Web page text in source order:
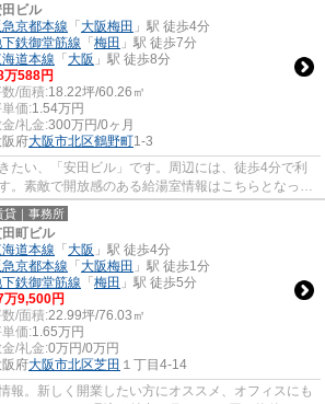
ビル
急京都本線 「 大阪梅田 」駅 徒歩4分
鉄御堂筋線 「 梅田 」駅 徒歩7分
道本線 「 大阪 」駅 徒歩8分
万588円
/面積:18.22坪/60.26㎡
価:1.54万円
金/礼金:300万円/0ヶ月
阪府大阪市北区鶴野町1-3
たい、「安田ビル」です。周辺には、徒歩4分で利
。素敵で開放感のある給湯室情報はこちらとなって
万円です。ご利用...
貸｜事務所
町ビル
道本線 「 大阪 」駅 徒歩4分
急京都本線 「 大阪梅田 」駅 徒歩1分
鉄御堂筋線 「 梅田 」駅 徒歩5分
万9,500円
/面積:22.99坪/76.03㎡
価:1.65万円
金/礼金:0万円/0万円
阪府大阪市北区芝田 １丁目4-14
報。新しく開業したい方にオススメ、オフィスにも